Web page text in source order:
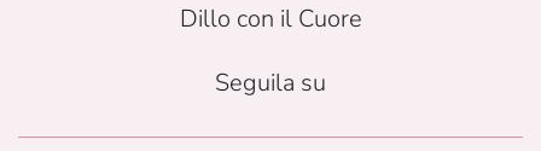
Dillo con il Cuore
Seguila su